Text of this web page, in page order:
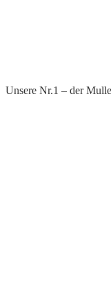
Unsere Nr.1 – der